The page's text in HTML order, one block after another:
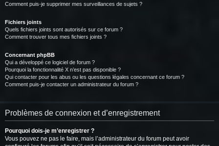
Comment puis-je supprimer mes surveillances de sujets ?
Fichiers joints
Quels fichiers joints sont autorisés sur ce forum ?
Comment trouver tous mes fichiers joints ?
Concernant phpBB
Qui a développé ce logiciel de forum ?
Pourquoi la fonctionnalité X n’est pas disponible ?
Qui contacter pour les abus ou les questions légales concernant ce forum ?
Comment puis-je contacter un administrateur du forum ?
Problèmes de connexion et d’enregistrement
Pourquoi dois-je m’enregistrer ?
Vous pouvez ne pas le faire, mais l’administrateur du forum peut avoir